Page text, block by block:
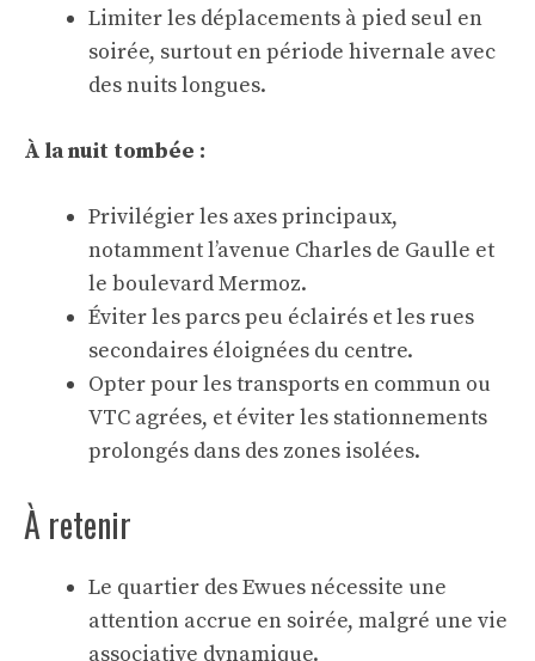
Limiter les déplacements à pied seul en
soirée, surtout en période hivernale avec
des nuits longues.
À la nuit tombée :
Privilégier les axes principaux,
notamment l’avenue Charles de Gaulle et
le boulevard Mermoz.
Éviter les parcs peu éclairés et les rues
secondaires éloignées du centre.
Opter pour les transports en commun ou
VTC agrées, et éviter les stationnements
prolongés dans des zones isolées.
À retenir
Le quartier des Ewues nécessite une
attention accrue en soirée, malgré une vie
associative dynamique.